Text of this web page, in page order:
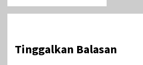
Tinggalkan Balasan